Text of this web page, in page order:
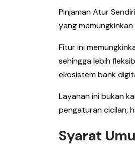
Pinjaman Atur
yang
Fitur ini
sehingga lebih
ekosistem bank
Layanan ini bukan
pengaturan cicilan,
Syarat